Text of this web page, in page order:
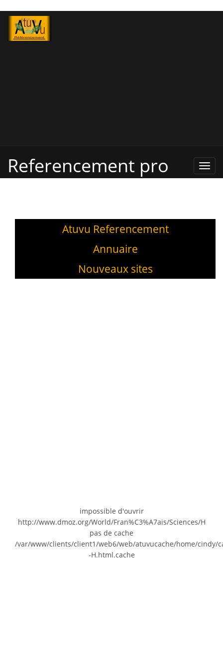
Pro,
Referencement pro
Atuvu Referencement
Annuaire
Nouveaux sites
impossible d'ouvrir
http://www.dmoz.org/World/Fran%C3%A7ais/Sciences/H
pas de cache
/var/www/clients/client1/web6/web/atuvucache/home/cindy/
-H.html.cache